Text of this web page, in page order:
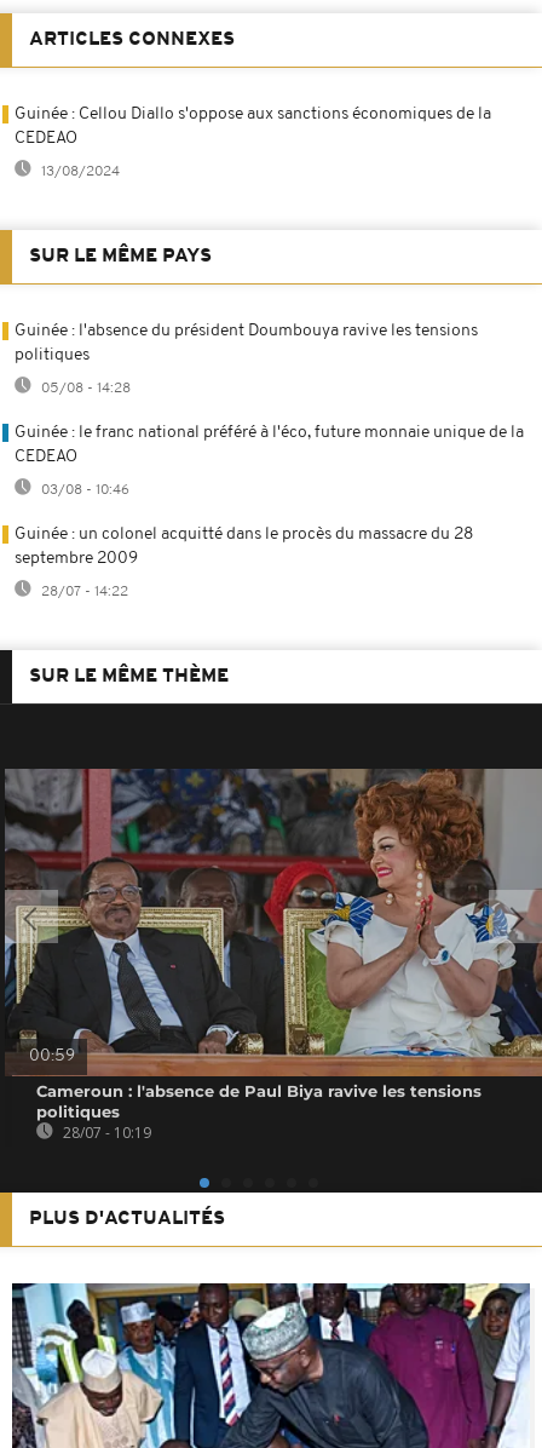
ARTICLES CONNEXES
Guinée : Cellou Diallo s'oppose aux sanctions économiques de la
CEDEAO
13/08/2024
SUR LE MÊME PAYS
Guinée : l'absence du président Doumbouya ravive les tensions
politiques
05/08 - 14:28
Guinée : le franc national préféré à l'éco, future monnaie unique de la
CEDEAO
03/08 - 10:46
Guinée : un colonel acquitté dans le procès du massacre du 28
septembre 2009
28/07 - 14:22
SUR LE MÊME THÈME
00:59
Cameroun : l'absence de Paul Biya ravive les tensions
politiques
28/07 - 10:19
PLUS D'ACTUALITÉS